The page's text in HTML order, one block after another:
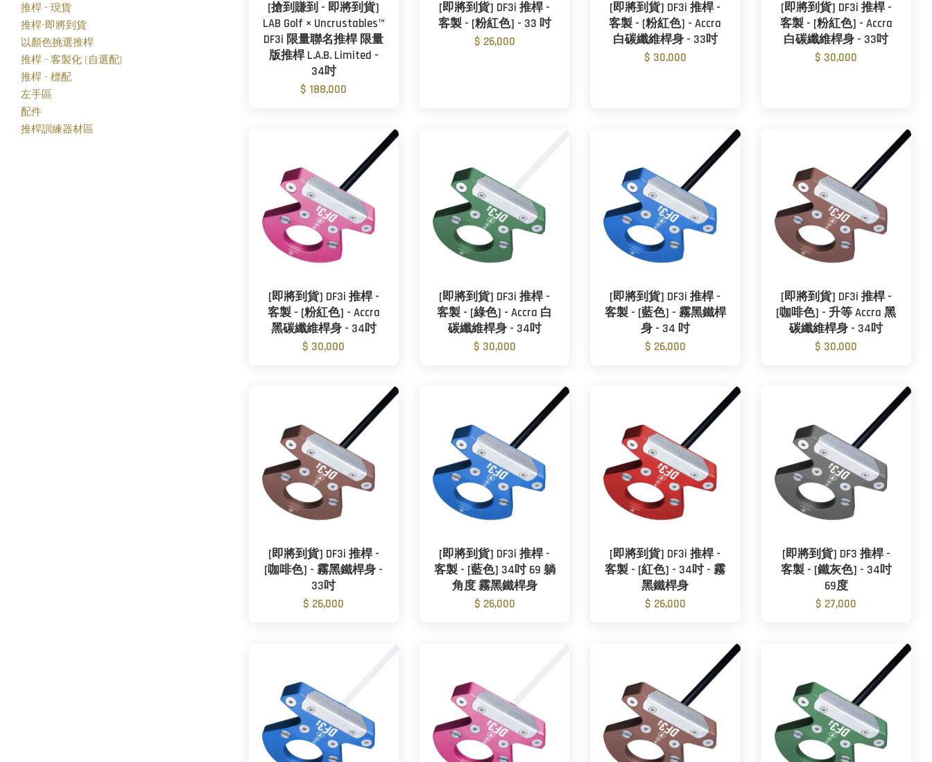
推桿 - 現貨
推桿-即將到貨
以顏色挑選推桿
推桿 - 客製化 (自選配)
推桿 - 標配
左手區
配件
推桿訓練器材區
[搶到賺到 - 即將到貨]
LAB Golf × Uncrustables™
DF3i 限量聯名推桿 限量
版推桿 L.A.B. Limited -
34吋
$ 188,000
[即將到貨] DF3i 推桿 -
客製 - [粉紅色] - 33 吋
$ 26,000
[即將到貨] DF3i 推桿 -
客製 - [粉紅色] - Accra
白碳纖維桿身 - 33吋
$ 30,000
[即將到貨] DF3i 推桿 -
客製 - [粉紅色] - Accra
白碳纖維桿身 - 33吋
$ 30,000
[即將到貨] DF3i 推桿 -
客製 - [粉紅色] - Accra
黑碳纖維桿身 - 34吋
$ 30,000
[即將到貨] DF3i 推桿 -
客製 - [綠色] - Accra 白
碳纖維桿身 - 34吋
$ 30,000
[即將到貨] DF3i 推桿 -
客製 - [藍色] - 霧黑鐵桿
身 - 34 吋
$ 26,000
[即將到貨] DF3i 推桿 -
[咖啡色] - 升等 Accra 黑
碳纖維桿身 - 34吋
$ 30,000
[即將到貨] DF3i 推桿 -
[咖啡色] - 霧黑鐵桿身 -
33吋
$ 26,000
[即將到貨] DF3i 推桿 -
客製 - [藍色] 34吋 69 躺
角度 霧黑鐵桿身
$ 26,000
[即將到貨] DF3i 推桿 -
客製 - [紅色] - 34吋 - 霧
黑鐵桿身
$ 26,000
[即將到貨] DF3 推桿 -
客製 - [鐵灰色] - 34吋
69度
$ 27,000